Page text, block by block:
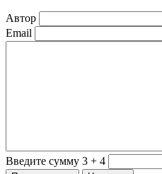
Автор
Email
Введите сумму 3 + 4